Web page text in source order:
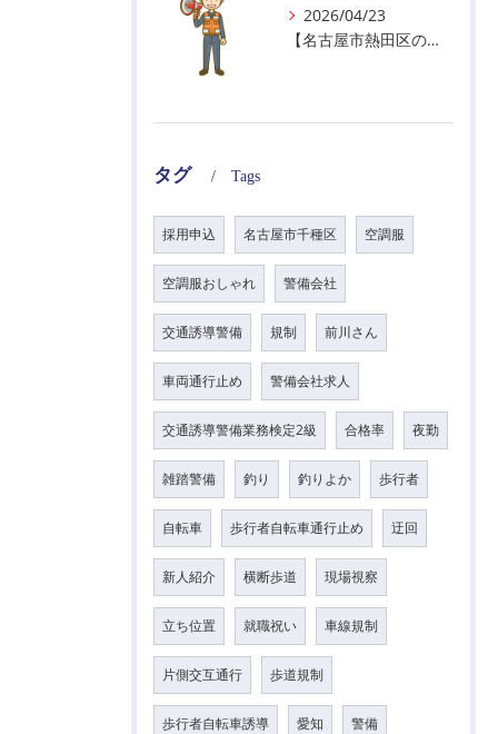
2026/04/23
【名古屋市熱田区の警備会社】GWの面接状況について！
タグ Tags
採用申込 名古屋市千種区 空調服
空調服おしゃれ 警備会社
交通誘導警備 規制 前川さん
車両通行止め 警備会社求人
交通誘導警備業務検定2級 合格率 夜勤
雑踏警備 釣り 釣りよか 歩行者
自転車 歩行者自転車通行止め 迂回
新人紹介 横断歩道 現場視察
立ち位置 就職祝い 車線規制
片側交互通行 歩道規制
歩行者自転車誘導 愛知 警備